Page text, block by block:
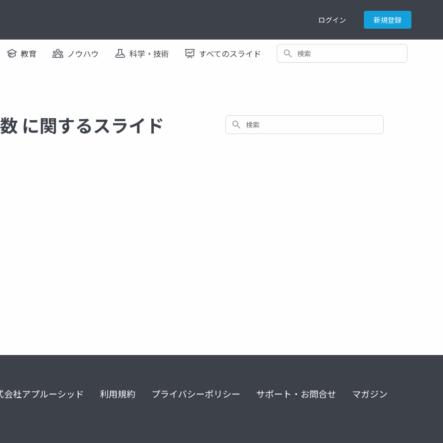
ログイン 新規登録
教育 ノウハウ 科学・技術 すべてのスライド 検索
に関するスライド 検索
会社アプルーシッド 利用規約 プライバシーポリシー サポート・お問合せ マガジン